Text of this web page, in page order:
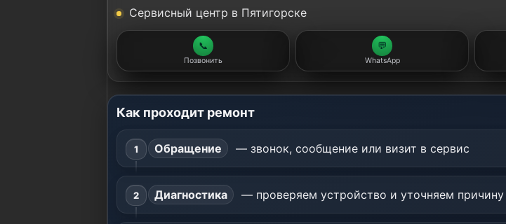
Сервисный центр в Пятигорске
📞
Позвонить
💬
WhatsApp
Как проходит ремонт
Обращение — звонок, сообщение или визит в сервис
Диагностика — проверяем устройство и уточняем причину